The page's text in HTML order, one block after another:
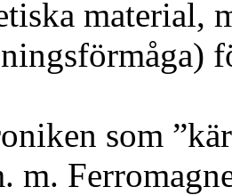
material,
som
m.